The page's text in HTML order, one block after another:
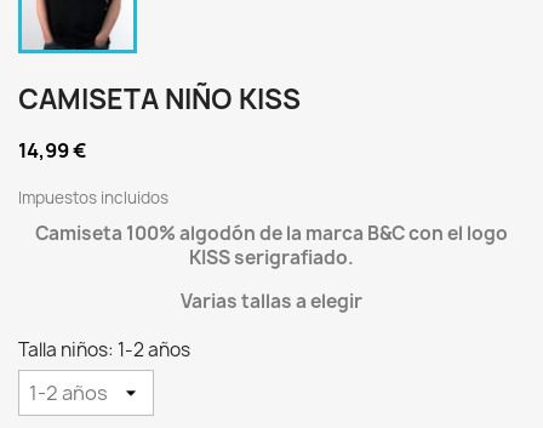
CAMISETA NIÑO KISS
14,99 €
Impuestos incluidos
Camiseta 100% algodón de la marca B&C con el logo
KISS serigrafiado.
Varias tallas a elegir
Talla niños: 1-2 años